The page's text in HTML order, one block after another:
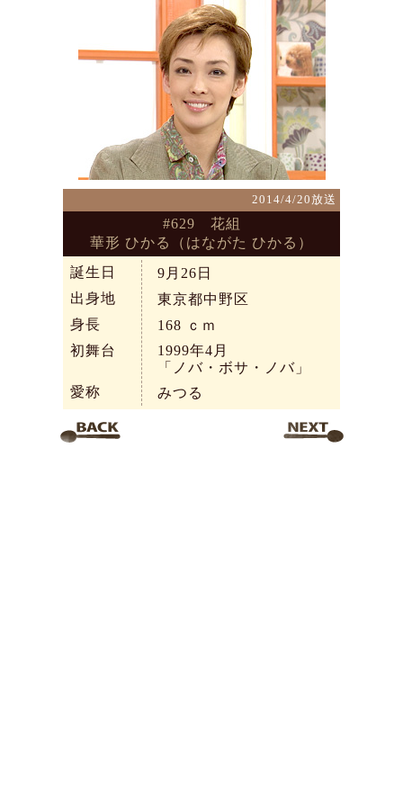
2014/4/20放送
#629 花組
華形 ひかる（はながた ひかる）
誕生日
9月26日
出身地
東京都中野区
身長
168 ｃｍ
初舞台
1999年4月
「ノバ・ボサ・ノバ」
愛称
みつる